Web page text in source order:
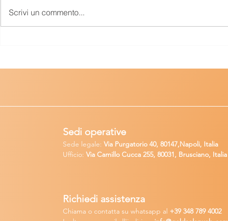
Scrivi un commento...
Sedi operative
Sede legale:Via Purgatorio 40, 80147,Napoli, Italia
Ufficio:Via Camillo Cucca 255, 80031, Brusciano, Italia
Richiedi assistenza
Chiama o contatta su whatsapp al +39 348 789 4002